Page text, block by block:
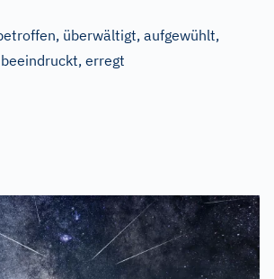
überwältigt, aufgewühlt,
erregt